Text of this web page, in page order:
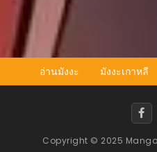
อ่านมังงะ มังงะเกาหลี
Copyright © 2025